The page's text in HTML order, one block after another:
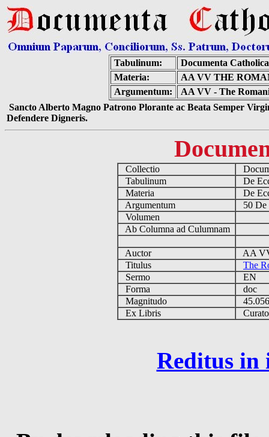
Tabulinum:
Documenta
Materia:
AA VV THE
Argumentum:
AA VV - The
Sancto Alberto Magno Patrono Plorante ac Beata Semper
Defendere Digneris.
Collectio
Tabulinum
De
Materia
De
Argumentum
50 De
Volumen
Ab Columna ad Culumnam
Auctor
AA
Titulus
The
Sermo
EN
Forma
doc
Magnitudo
Ex Libris
Reditus in